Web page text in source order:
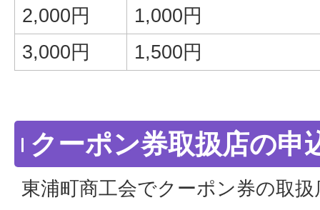
2,000円
1,000円
3,000円
1,500円
クーポン券取扱店の申
東浦町商工会でクーポン券の取